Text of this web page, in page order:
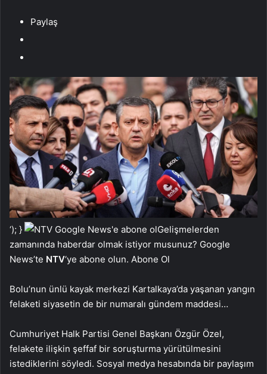
Paylaş
‘); }
Gelişmelerden
zamanında haberdar olmak istiyor musunuz? Google
News’te NTV‘ye abone olun. Abone Ol
Bolu’nun ünlü kayak merkezi Kartalkaya’da yaşanan yangın
felaketi siyasetin de bir numaralı gündem maddesi…
Cumhuriyet Halk Partisi Genel Başkanı Özgür Özel,
felakete ilişkin şeffaf bir soruşturma yürütülmesini
istediklerini söyledi. Sosyal medya hesabında bir paylaşım